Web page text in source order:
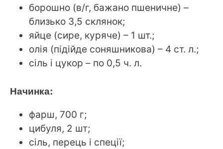
борошно (в/г, бажано пшеничне) –
близько 3,5 склянок;
яйце (сире, куряче) – 1 шт.;
олія (підійде соняшникова) – 4 ст. л.;
сіль і цукор – по 0,5 ч. л.
Начинка:
фарш, 700 г;
цибуля, 2 шт;
сіль, перець і спеції;